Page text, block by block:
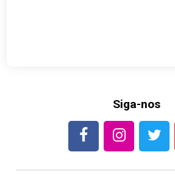
Siga-nos